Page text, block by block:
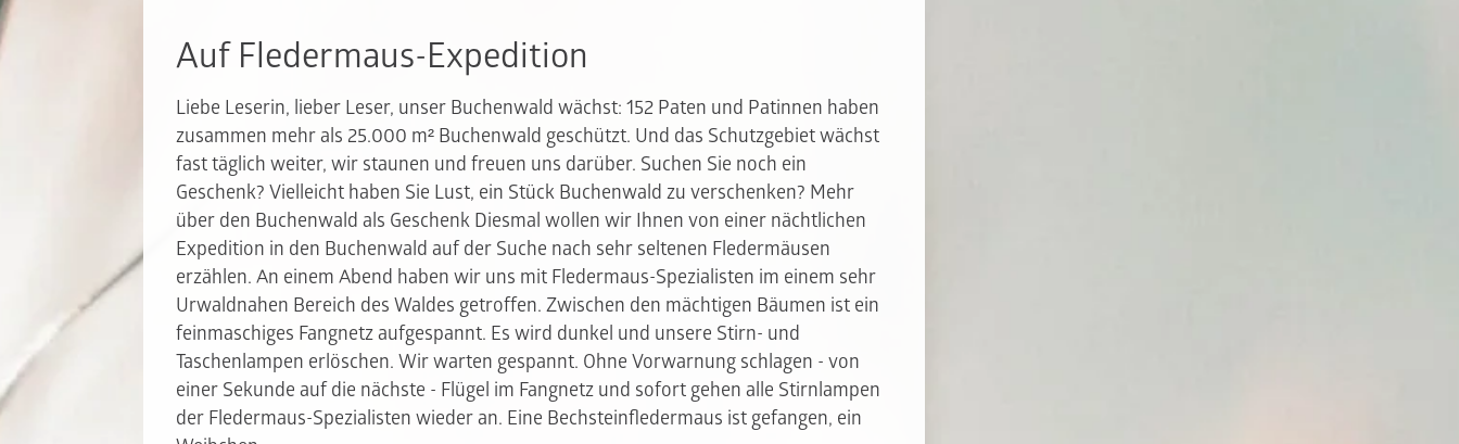
Auf Fledermaus-Expedition
Liebe Leserin, lieber Leser, unser Buchenwald wächst: 152 Paten und Patinnen haben
zusammen mehr als 25.000 m² Buchenwald geschützt. Und das Schutzgebiet wächst
fast täglich weiter, wir staunen und freuen uns darüber. Suchen Sie noch ein
Geschenk? Vielleicht haben Sie Lust, ein Stück Buchenwald zu verschenken? Mehr
über den Buchenwald als Geschenk Diesmal wollen wir Ihnen von einer nächtlichen
Expedition in den Buchenwald auf der Suche nach sehr seltenen Fledermäusen
erzählen. An einem Abend haben wir uns mit Fledermaus-Spezialisten im einem sehr
Urwaldnahen Bereich des Waldes getroffen. Zwischen den mächtigen Bäumen ist ein
feinmaschiges Fangnetz aufgespannt. Es wird dunkel und unsere Stirn- und
Taschenlampen erlöschen. Wir warten gespannt. Ohne Vorwarnung schlagen - von
einer Sekunde auf die nächste - Flügel im Fangnetz und sofort gehen alle Stirnlampen
der Fledermaus-Spezialisten wieder an. Eine Bechsteinfledermaus ist gefangen, ein